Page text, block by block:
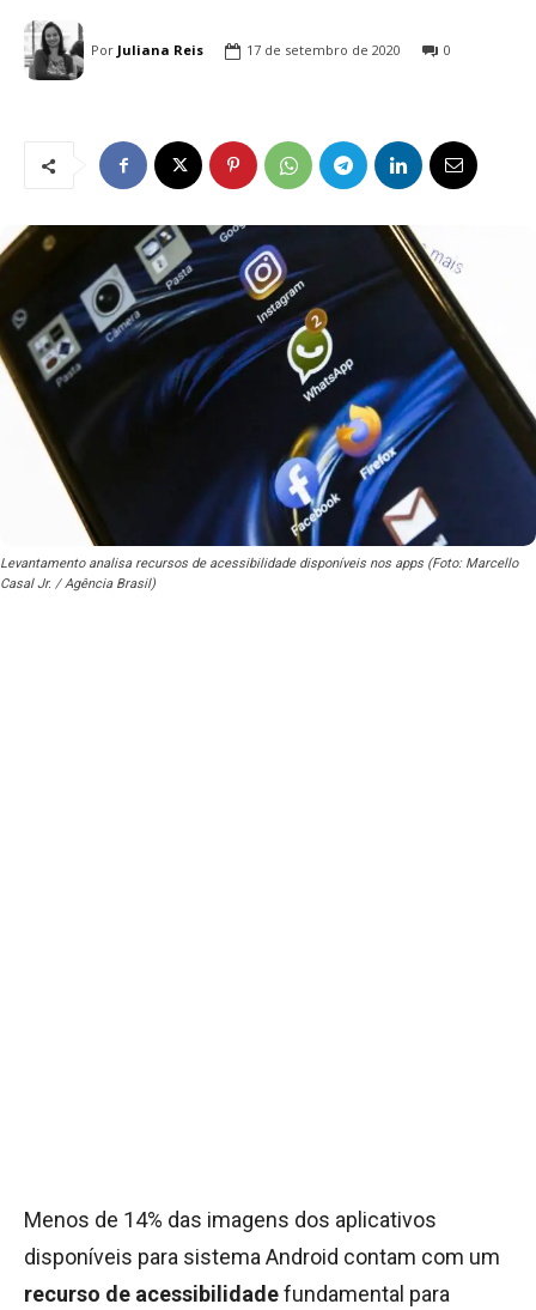
Por Juliana Reis 17 de setembro de 2020 0
Levantamento analisa recursos de acessibilidade disponíveis nos apps (Foto: Marcello
Casal Jr. / Agência Brasil)
Menos de 14% das imagens dos aplicativos
disponíveis para sistema Android contam com um
recurso de acessibilidadefundamental para